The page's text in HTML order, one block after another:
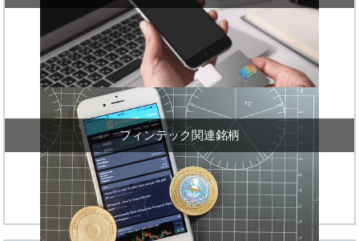
フィンテック関連銘柄